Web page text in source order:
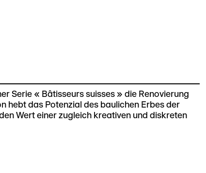
Serie « Bâtisseurs suisses » die Renovierung
hebt das Potenzial des baulichen Erbes der
Wert einer zugleich kreativen und diskreten